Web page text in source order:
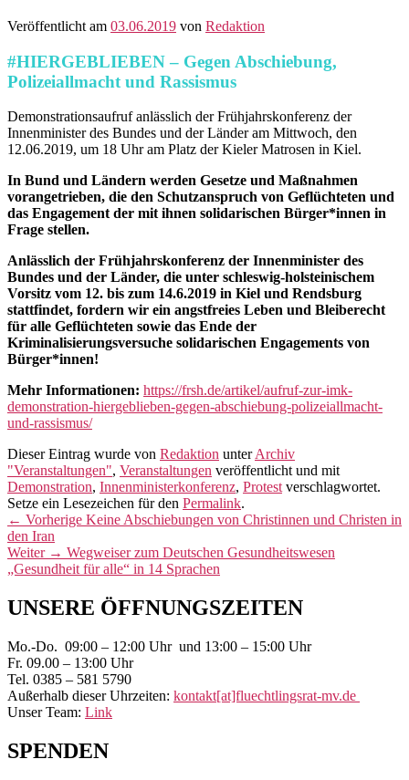
Veröffentlicht am 03.06.2019 von Redaktion
#HIERGEBLIEBEN – Gegen Abschiebung,
Polizeiallmacht und Rassismus
Demonstrationsaufruf anlässlich der Frühjahrskonferenz der
Innenminister des Bundes und der Länder am Mittwoch, den
12.06.2019, um 18 Uhr am Platz der Kieler Matrosen in Kiel.
In Bund und Ländern werden Gesetze und Maßnahmen
vorangetrieben, die den Schutzanspruch von Geflüchteten und
das Engagement der mit ihnen solidarischen Bürger*innen in
Frage stellen.
Anlässlich der Frühjahrskonferenz der Innenminister des
Bundes und der Länder, die unter schleswig-holsteinischem
Vorsitz vom 12. bis zum 14.6.2019 in Kiel und Rendsburg
stattfindet, fordern wir ein angstfreies Leben und Bleiberecht
für alle Geflüchteten sowie das Ende der
Kriminalisierungsversuche solidarischen Engagements von
Bürger*innen!
Mehr Informationen: https://frsh.de/artikel/aufruf-zur-imk-
demonstration-hiergeblieben-gegen-abschiebung-polizeiallmacht-
und-rassismus/
Dieser Eintrag wurde von Redaktion unterArchiv
"Veranstaltungen", Veranstaltungen veröffentlicht und mit
Demonstration, Innenministerkonferenz, Protest verschlagwortet.
Setze ein Lesezeichen für den Permalink.
Beitragsnavigation
← Vorherige Vorheriger
Keine Abschiebungen von Christinnen und Christen in
den Iran
Weiter → Nächster
Beitrag:
Wegweiser zum Deutschen Gesundheitswesen
„Gesundheit für alle“ in 14 Sprachen
Primärer
Widgetbereich
UNSERE ÖFFNUNGSZEITEN
Mo.-Do. 09:00 – 12:00 Uhr und 13:00 – 15:00 Uhr
Fr. 09.00 – 13:00 Uhr
Tel. 0385 – 581 5790
Außerhalb dieser Uhrzeiten: kontakt[at]fluechtlingsrat-mv.de
Unser Team: Link
SPENDEN